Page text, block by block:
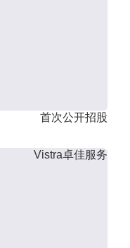
首次公开招股
Vistra卓佳服务